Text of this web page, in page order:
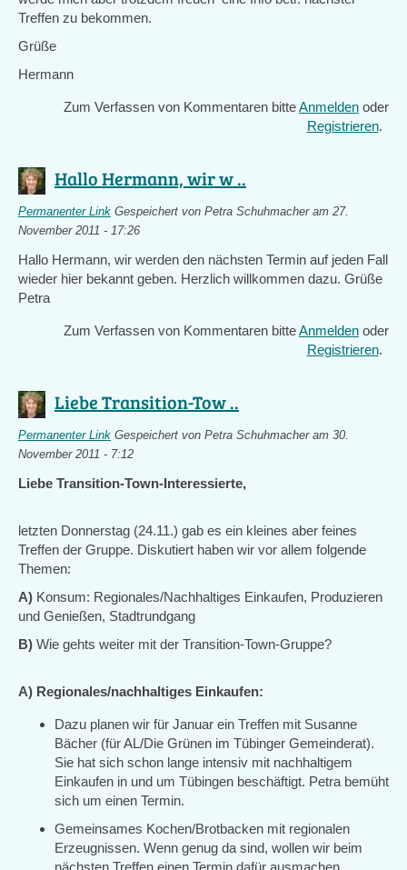
Treffen zu bekommen.
Grüße
Hermann
Zum Verfassen von Kommentaren bitteAnmelden oder
Registrieren.
Hallo Hermann, wir w ..
Permanenter Link Gespeichert von Petra Schuhmacheram 27.
November 2011 - 17:26
Hallo Hermann, wir werden den nächsten Termin auf jeden Fall
wieder hier bekannt geben. Herzlich willkommen dazu. Grüße
Petra
Zum Verfassen von Kommentaren bitteAnmelden oder
Registrieren.
Liebe Transition-Tow ..
Permanenter Link Gespeichert von Petra Schuhmacheram 30.
November 2011 - 7:12
Liebe Transition-Town-Interessierte,
letzten Donnerstag (24.11.) gab es ein kleines aber feines
Treffen der Gruppe. Diskutiert haben wir vor allem folgende
Themen:
A) Konsum: Regionales/Nachhaltiges Einkaufen, Produzieren
und Genießen, Stadtrundgang
B) Wie gehts weiter mit der Transition-Town-Gruppe?
A) Regionales/nachhaltiges Einkaufen:
Dazu planen wir für Januar ein Treffen mit Susanne
Bächer (für AL/Die Grünen im Tübinger Gemeinderat).
Sie hat sich schon lange intensiv mit nachhaltigem
Einkaufen in und um Tübingen beschäftigt. Petra bemüht
sich um einen Termin.
Gemeinsames Kochen/Brotbacken mit regionalen
Erzeugnissen. Wenn genug da sind, wollen wir beim
nächsten Treffen einen Termin dafür ausmachen.